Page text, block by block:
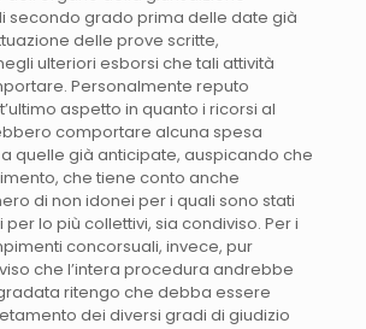
secondo grado prima delle date già
delle prove scritte,
ulteriori esborsi che tali attività
Personalmente reputo
aspetto in quanto i ricorsi al
comportare alcuna spesa
quelle già anticipate, auspicando che
che tiene conto anche
di non idonei per i quali sono stati
lo più collettivi, sia condiviso. Per i
concorsuali, invece, pur
che l’intera procedura andrebbe
ritengo che debba essere
dei diversi gradi di giudizio